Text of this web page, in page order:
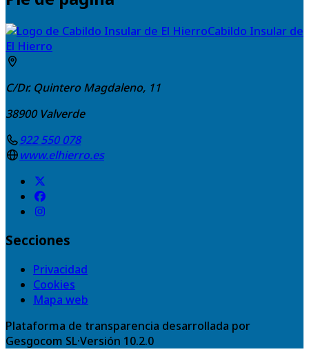
Cabildo Insular de
El Hierro
C/Dr. Quintero Magdaleno, 11
38900 Valverde
922 550 078
www.elhierro.es
Secciones
Privacidad
Cookies
Mapa web
Plataforma de transparencia desarrollada por
Gesgocom SL·Versión 10.2.0